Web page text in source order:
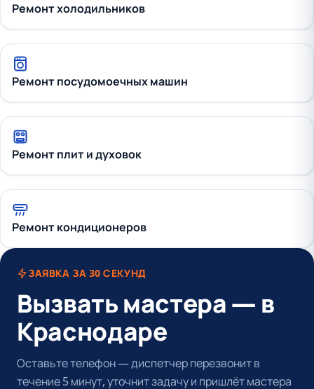
Ремонт холодильников
Ремонт посудомоечных машин
Ремонт плит и духовок
Ремонт кондиционеров
ЗАЯВКА ЗА 30 СЕКУНД
Вызвать мастера — в
Краснодаре
Оставьте телефон — диспетчер перезвонит в
течение 5 минут, уточнит задачу и пришлёт мастера